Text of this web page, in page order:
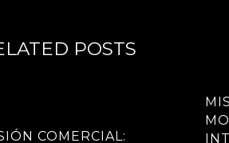
POSTS
COMERCIAL: